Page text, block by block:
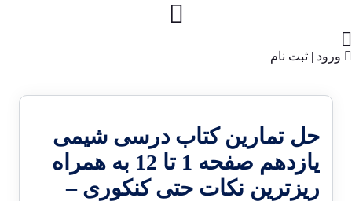
ورود | ثبت نام
حل تمارین کتاب درسی شیمی
یازدهم صفحه 1 تا 12 به همراه
ریزترین نکات حتی کنکوری –